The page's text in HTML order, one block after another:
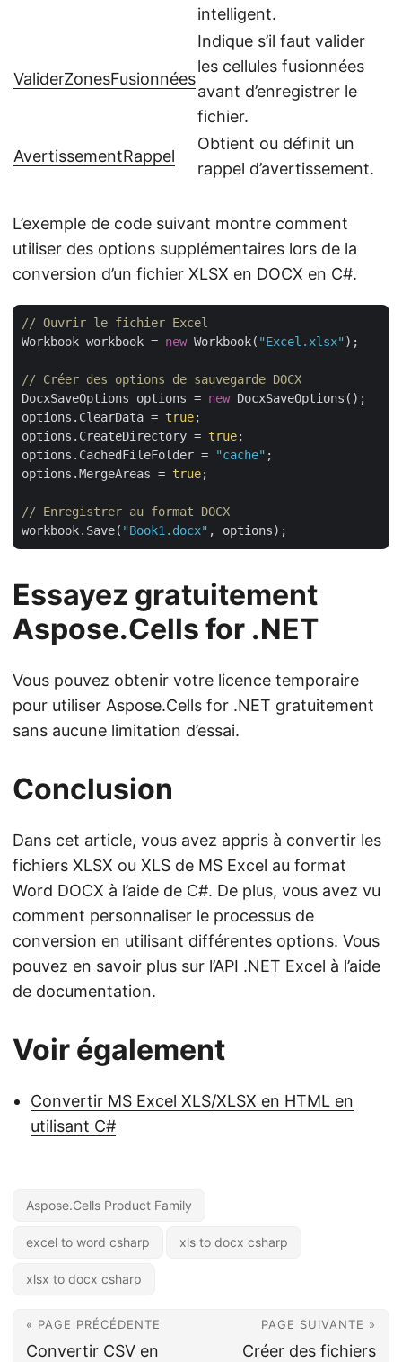
intelligent.
ValiderZonesFusionnées
Indique s’il faut valider
les cellules fusionnées
avant d’enregistrer le
fichier.
AvertissementRappel
Obtient ou définit un
rappel d’avertissement.
L’exemple de code suivant montre comment
utiliser des options supplémentaires lors de la
conversion d’un fichier XLSX en DOCX en C#.
// Ouvrir le fichier Excel
Workbook workbook = new Workbook( "Excel.xlsx" );
// Créer des options de sauvegarde DOCX
DocxSaveOptions options = new DocxSaveOptions();
options.ClearData = true;
options.CreateDirectory = true;
options.CachedFileFolder =
"cache" ;
options.MergeAreas = true;
// Enregistrer au format DOCX
workbook.Save( "Book1.docx"
Essayez gratuitement
Aspose.Cells for .NET
Vous pouvez obtenir votre licence temporaire
pour utiliser Aspose.Cells for .NET gratuitement
sans aucune limitation d’essai.
Conclusion
Dans cet article, vous avez appris à convertir les
fichiers XLSX ou XLS de MS Excel au format
Word DOCX à l’aide de C#. De plus, vous avez vu
comment personnaliser le processus de
conversion en utilisant différentes options. Vous
pouvez en savoir plus sur l’API .NET Excel à l’aide
de documentation.
Voir également
Convertir MS Excel XLS/XLSX en HTML en
utilisant C#
Aspose.Cells Product Family
excel to word csharp xls to docx csharp
xlsx to docx csharp
« PAGE PRÉCÉDENTE
Convertir CSV en
PAGE SUIVANTE »
Créer des fichiers